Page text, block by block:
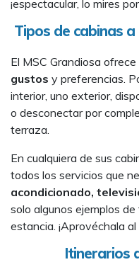
¡espectacular, lo mires
Tipos de cabinas
El MSC Grandiosa ofrece
gustos y preferencias.
interior, uno exterior,
o desconectar por
terraza.
En cualquiera de sus
todos los servicios que
acondicionado,
solo algunos ejemplos
estancia. ¡Aprovéchala al
Itinerarios